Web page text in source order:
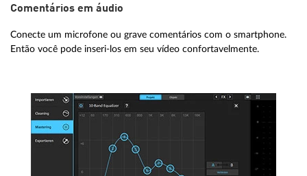
Comentários em áudio
Conecte um microfone ou grave comentários com o smartphone.
Então você pode inseri-los em seu vídeo confortavelmente.